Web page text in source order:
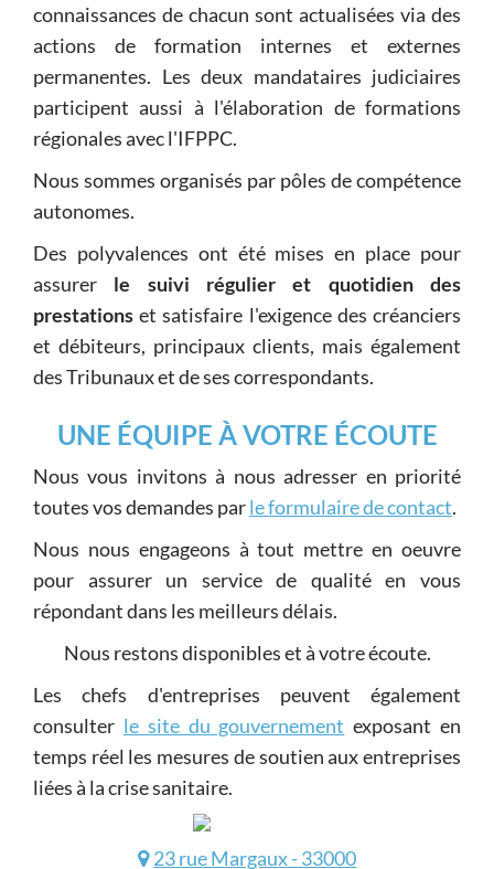
connaissances de chacun sont actualisées via des
actions de formation internes et externes
permanentes. Les deux mandataires judiciaires
participent aussi à l'élaboration de formations
régionales avec l'IFPPC.
Nous sommes organisés par pôles de compétence
autonomes.
Des polyvalences ont été mises en place pour
assurer le suivi régulier et quotidien des
prestations et satisfaire l'exigence des créanciers
et débiteurs, principaux clients, mais également
des Tribunaux et de ses correspondants.
UNE ÉQUIPE À VOTRE ÉCOUTE
Nous vous invitons à nous adresser en priorité
toutes vos demandes parle formulaire de contact.
Nous nous engageons à tout mettre en oeuvre
pour assurer un service de qualité en vous
répondant dans les meilleurs délais.
Nous restons disponibles et à votre écoute.
Les chefs d'entreprises peuvent également
consulter le site du gouvernement exposant en
temps réel les mesures de soutien aux entreprises
liées à la crise sanitaire.
23 rue Margaux - 33000